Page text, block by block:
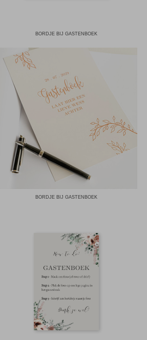
BORDJE BIJ GASTENBOEK
BORDJE BIJ GASTENBOEK